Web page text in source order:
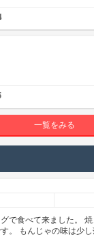
一覧をみる
で食べて来ました。
。 もんじゃの味は少